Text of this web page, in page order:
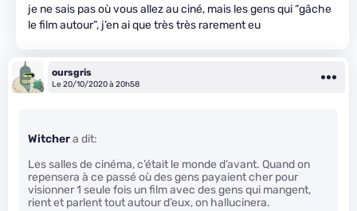
je ne sais pas où vous allez au ciné, mais les gens qui “gâche
le film autour”, j’en ai que très très rarement eu
oursgris
Le 20/10/2020 à 20h58
Witchera dit:
Les salles de cinéma, c’était le monde d’avant. Quand on
repensera à ce passé où des gens payaient cher pour
visionner 1 seule fois un film avec des gens qui mangent,
rient et parlent tout autour d’eux, on hallucinera.